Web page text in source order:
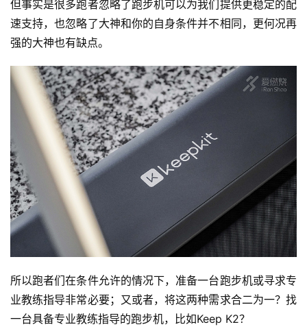
但事实是很多跑者忽略了跑步机可以为我们提供更稳定的配
速支持，也忽略了大神和你的自身条件并不相同，更何况再
强的大神也有缺点。
所以跑者们在条件允许的情况下，准备一台跑步机或寻求专
业教练指导非常必要；又或者，将这两种需求合二为一？找
一台具备专业教练指导的跑步机，比如Keep K2？